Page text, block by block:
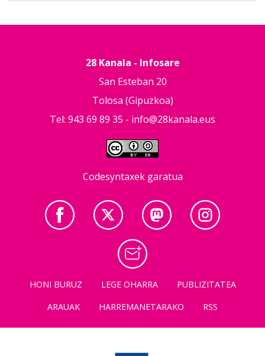
28 Kanala - Infosare
San Esteban 20
Tolosa (Gipuzkoa)
Tel: 943 69 89 35 - info@28kanala.eus
Codesyntaxek garatua
HONI BURUZ LEGE OHARRA
PUBLIZITATEA
ARAUAK
HARREMANETARAKO RSS